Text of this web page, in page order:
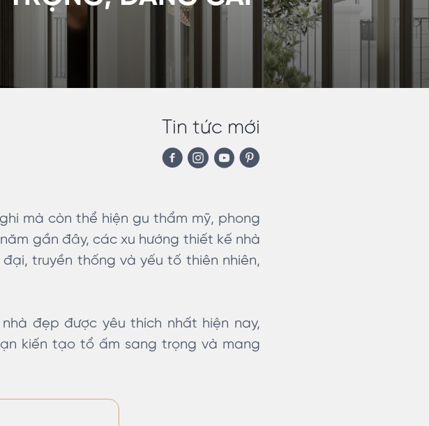
Tin tức mới
mà còn thể hiện gu thẩm mỹ, phong
gần đây, các xu hướng thiết kế nhà
truyền thống và yếu tố thiên nhiên,
đẹp được yêu thích nhất hiện nay,
kiến tạo tổ ấm sang trọng và mang